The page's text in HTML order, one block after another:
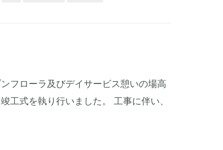
フローラ及びデイサービス憩いの場高
工式を執り行いました。 工事に伴い、